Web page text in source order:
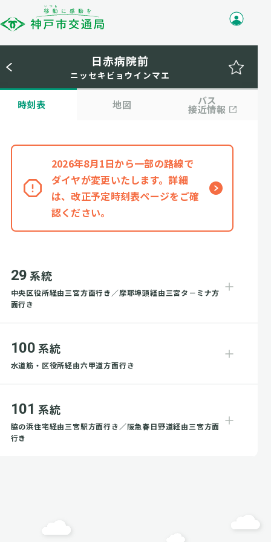
日赤病院前
ニッセキビョウインマエ
時刻表 地図 バス
接近情報
2026年8月1日から一部の路線で
ダイヤが変更いたします。詳細
は、改正予定時刻表ページをご確
認ください。
29 系統
中央区役所経由三宮方面行き／摩耶埠頭経由三宮タ－ミナ方
面行き
100 系統
水道筋・区役所経由六甲道方面行き
101 系統
脇の浜住宅経由三宮駅方面行き／阪急春日野道経由三宮方面
行き